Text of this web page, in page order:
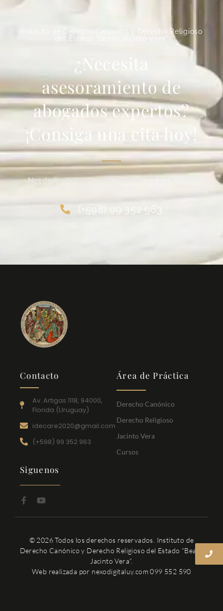
Instituto de Derecho Canónico y Derecho Religioso
del Estado "Beato Jacinto Vera"
¿Necesita
asesoramiento de
abogados expertos?
¡Consiga una cita hoy!
Nos dedicamos al Derecho Canónico y al Derecho
(+598) 99 352 963
Contacto
Av. Artigas 1118, 94000,
Florida (Uruguay)
idecare2020@gmail.com
(+598) 99 352 963
Área de Práctica
Derecho Canónico
Derecho Religioso
Jacinto Vera
Cursos
Siguenos
© 2026 Todos los derechos reservados. Instituto de
Derecho Canónico y Derecho Religioso del Estado “Beato
Jacinto Vera”.
Web realizada por nexodigitaluy.com 099 552 590